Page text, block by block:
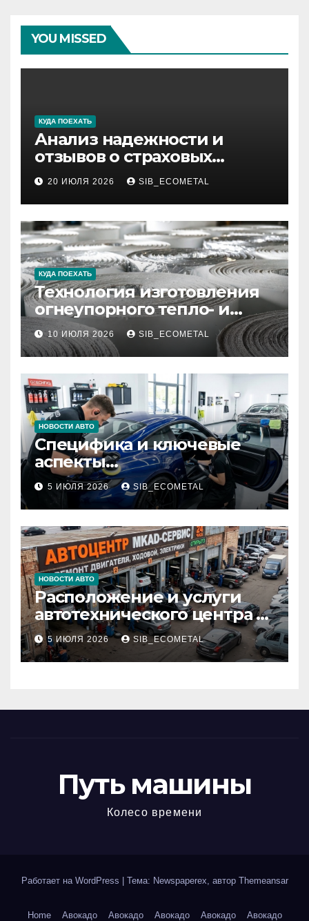
YOU MISSED
КУДА ПОЕХАТЬ
Анализ надежности и
отзывов о страховых
компаниях по итогам 2026
года
20 ИЮЛЯ 2026 SIB_ECOMETAL
КУДА ПОЕХАТЬ
Технология изготовления
огнеупорного тепло- и
звукоизоляционного
картона МКРК-500 из
муллитокремнеземистого
волокна
10 ИЮЛЯ 2026 SIB_ECOMETAL
НОВОСТИ АВТО
Специфика и ключевые
аспекты
профессионального
детейлинга кузова и
салона
5 ИЮЛЯ 2026 SIB_ECOMETAL
НОВОСТИ АВТО
Расположение и услуги
автотехнического центра в
районе 84-го километра
МКАД
5 ИЮЛЯ 2026 SIB_ECOMETAL
Путь машины
Колесо времени
Работает на WordPress Тема: Newspaperex, автор Themeansar
Home Авокадо Авокадо Авокадо Авокадо Авокадо